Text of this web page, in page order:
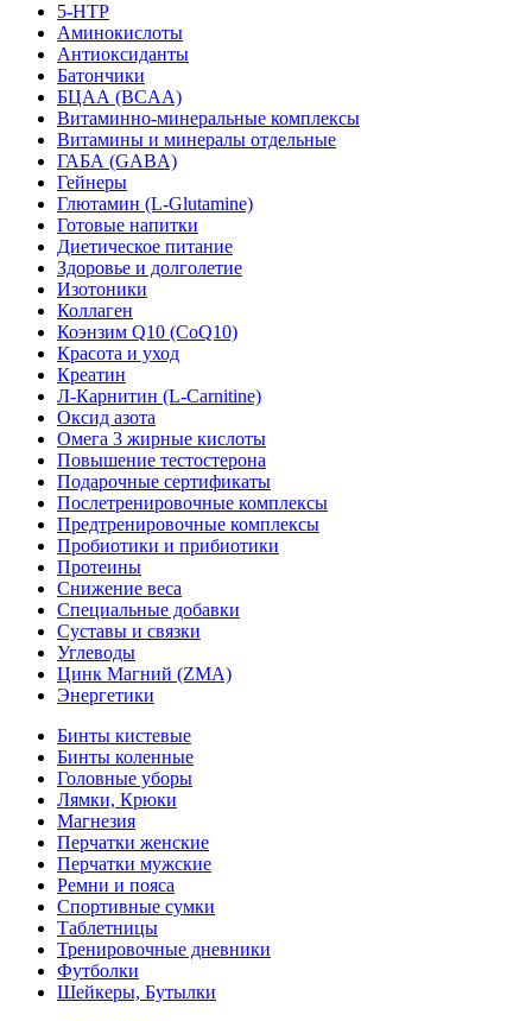
5-HTP
Аминокислоты
Антиоксиданты
Батончики
БЦАА (BCAA)
Витаминно-минеральные комплексы
Витамины и минералы отдельные
ГАБА (GABA)
Гейнеры
Глютамин (L-Glutamine)
Готовые напитки
Диетическое питание
Здоровье и долголетие
Изотоники
Коллаген
Коэнзим Q10 (CoQ10)
Красота и уход
Креатин
Л-Карнитин (L-Сarnitine)
Оксид азота
Омега 3 жирные кислоты
Повышение тестостерона
Подарочные сертификаты
Послетренировочные комплексы
Предтренировочные комплексы
Пробиотики и прибиотики
Протеины
Снижение веса
Специальные добавки
Суставы и связки
Углеводы
Цинк Магний (ZMA)
Энергетики
Бинты кистевые
Бинты коленные
Головные уборы
Лямки, Крюки
Магнезия
Перчатки женские
Перчатки мужские
Ремни и пояса
Спортивные сумки
Таблетницы
Тренировочные дневники
Футболки
Шейкеры, Бутылки